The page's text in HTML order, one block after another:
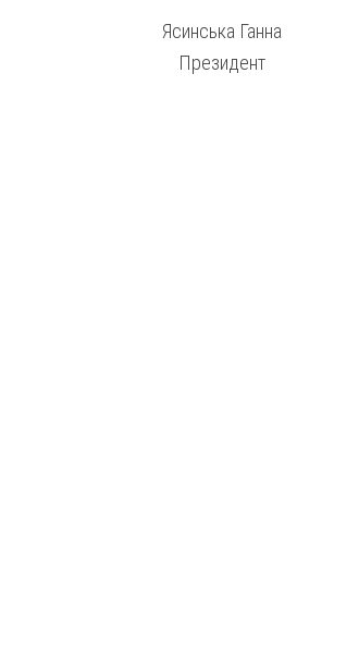
Ясинська Ганна
Президент